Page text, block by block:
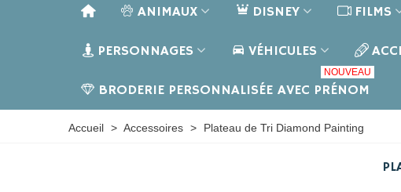
ANIMAUX DISNEY FILMS
PERSONNAGES VÉHICULES
BRODERIE PERSONNALISÉE AVEC PRÉNOM
NOUVEAU
Accueil > Accessoires > Plateau de Tri Diamond Painting